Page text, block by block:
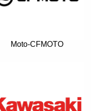
Moto-CFMOTO